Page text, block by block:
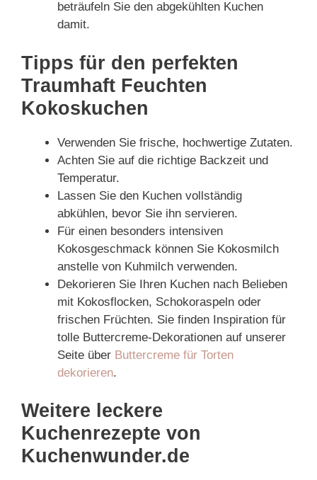
beträufeln Sie den abgekühlten Kuchen
damit.
Tipps für den perfekten
Traumhaft Feuchten
Kokoskuchen
Verwenden Sie frische, hochwertige Zutaten.
Achten Sie auf die richtige Backzeit und
Temperatur.
Lassen Sie den Kuchen vollständig
abkühlen, bevor Sie ihn servieren.
Für einen besonders intensiven
Kokosgeschmack können Sie Kokosmilch
anstelle von Kuhmilch verwenden.
Dekorieren Sie Ihren Kuchen nach Belieben
mit Kokosflocken, Schokoraspeln oder
frischen Früchten. Sie finden Inspiration für
tolle Buttercreme-Dekorationen auf unserer
Seite über Buttercreme für Torten
dekorieren.
Weitere leckere
Kuchenrezepte von
Kuchenwunder.de